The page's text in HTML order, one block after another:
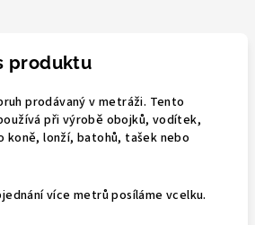
produktu
prodávaný v metráži. Tento
při výrobě obojků, vodítek,
koně, lonží, batohů, tašek nebo
více metrů posíláme vcelku.